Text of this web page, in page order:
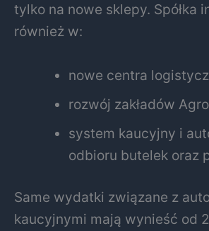
tylko na nowe sklepy. Spółka
również w:
nowe centra
rozwój zakładów
system kaucyjny i
odbioru butelek oraz
Same wydatki związane z
kaucyjnymi mają wynieść od